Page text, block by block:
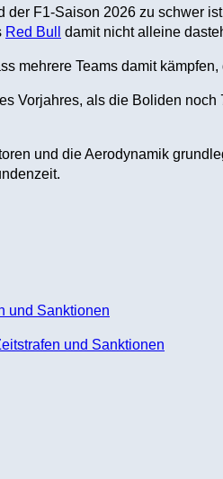
F1-Saison 2026 zu schwer
Red Bull damit nicht alleine
mehrere Teams damit
Vorjahres, als die Boliden
und die Aerodynamik
und Sanktionen